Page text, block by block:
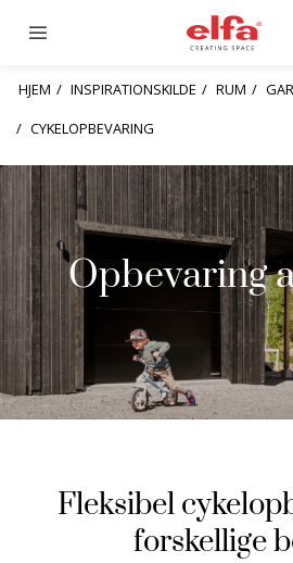
HJEM INSPIRATIONSKILDE RUM
CYKELOPBEVARING
Opbevaring
Fleksibel
forskellige